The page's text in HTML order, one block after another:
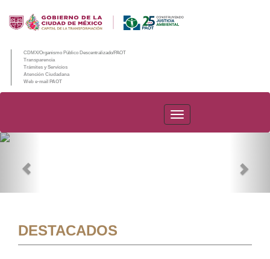
CDMX/Organismo Público Descentralizado/PAOT
Transparencia
Trámites y Servicios
Atención Ciudadana
Web e-mail PAOT
PAOT
DESTACADOS